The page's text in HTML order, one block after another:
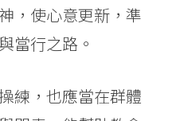
，使心意更新，準
當行之路。
練，也應當在群體